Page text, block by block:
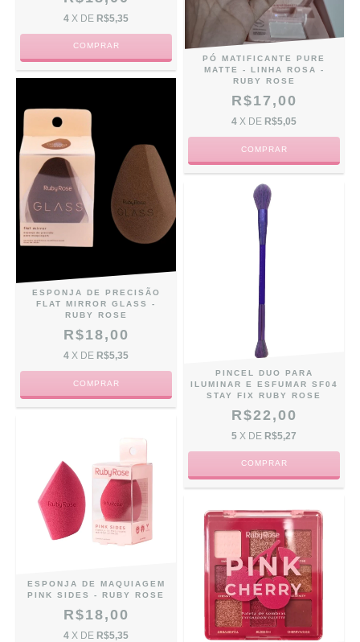
4 X DE R$5,35
PÓ MATIFICANTE PURE
MATTE - LINHA ROSA -
RUBY ROSE
R$17,00
4 X DE R$5,05
ESPONJA DE PRECISÃO
FLAT MIRROR GLASS -
RUBY ROSE
R$18,00
4 X DE R$5,35
PINCEL DUO PARA
ILUMINAR E ESFUMAR SF04
STAY FIX RUBY ROSE
R$22,00
5 X DE R$5,27
ESPONJA DE MAQUIAGEM
PINK SIDES - RUBY ROSE
R$18,00
4 X DE R$5,35